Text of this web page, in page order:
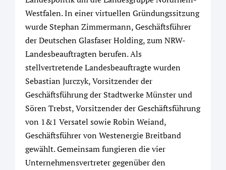
Westfalen. In einer virtuellen Gründungssitzung
wurde Stephan Zimmermann, Geschäftsführer
der Deutschen Glasfaser Holding, zum NRW-
Landesbeauftragten berufen. Als
stellvertretende Landesbeauftragte wurden
Sebastian Jurczyk, Vorsitzender der
Geschäftsführung der Stadtwerke Münster und
Sören Trebst, Vorsitzender der Geschäftsführung
von 1&1 Versatel sowie Robin Weiand,
Geschäftsführer von Westenergie Breitband
gewählt. Gemeinsam fungieren die vier
Unternehmensvertreter gegenüber den